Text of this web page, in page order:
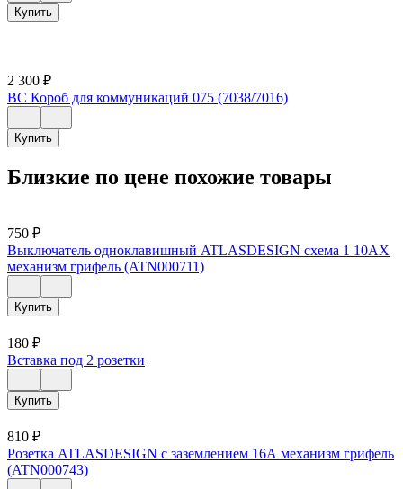
Купить
2 300 ₽
ВС Короб для коммуникаций 075 (7038/7016)
Купить
Близкие по цене похожие товары
750 ₽
Выключатель одноклавишный ATLASDESIGN схема 1 10АХ
механизм грифель (ATN000711)
Купить
180 ₽
Вставка под 2 розетки
Купить
810 ₽
Розетка ATLASDESIGN с заземлением 16А механизм грифель
(ATN000743)